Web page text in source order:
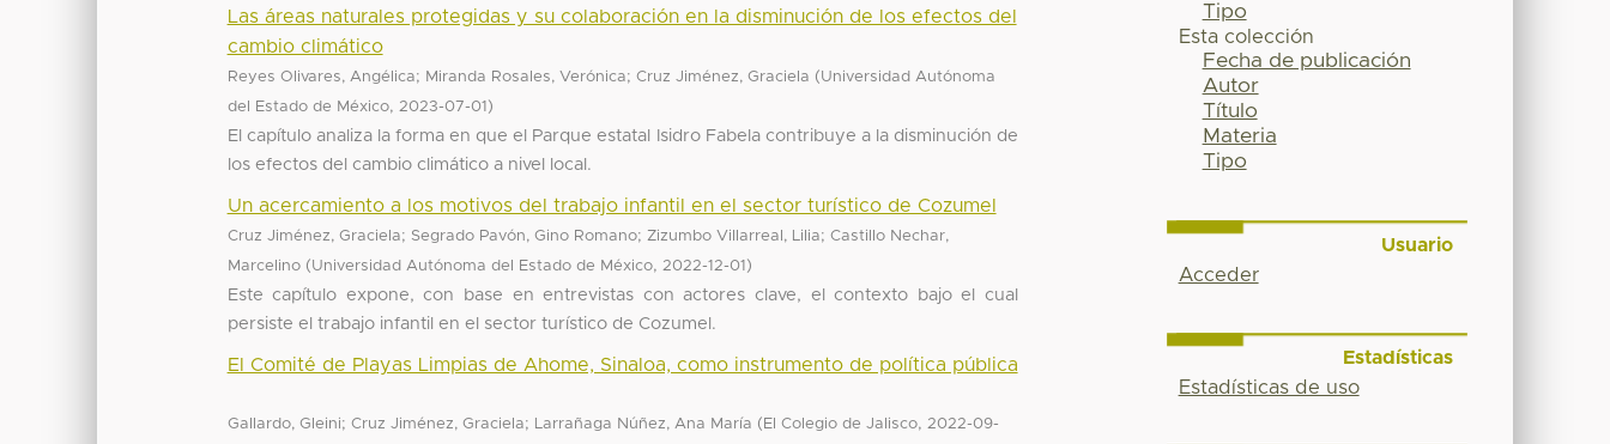
Las áreas naturales protegidas y su colaboración en la disminución de los efectos del
cambio climático
Reyes Olivares, Angélica; Miranda Rosales, Verónica; Cruz Jiménez, Graciela (Universidad Autónoma
del Estado de México, 2023-07-01 )
El capítulo analiza la forma en que el Parque estatal Isidro Fabela contribuye a la disminución de
los efectos del cambio climático a nivel local.
Un acercamiento a los motivos del trabajo infantil en el sector turístico de Cozumel
Cruz Jiménez, Graciela; Segrado Pavón, Gino Romano; Zizumbo Villarreal, Lilia; Castillo Nechar,
Marcelino (Universidad Autónoma del Estado de México, 2022-12-01 )
Este capítulo expone, con base en entrevistas con actores clave, el contexto bajo el cual
persiste el trabajo infantil en el sector turístico de Cozumel.
El Comité de Playas Limpias de Ahome, Sinaloa, como instrumento de política pública
Gallardo, Gleini; Cruz Jiménez, Graciela; Larrañaga Núñez, Ana María ( El Colegio de Jalisco, 2022-09-
Tipo
Esta colección
Fecha de publicación
Autor
Título
Materia
Tipo
Usuario
Acceder
Estadísticas
Estadísticas de uso